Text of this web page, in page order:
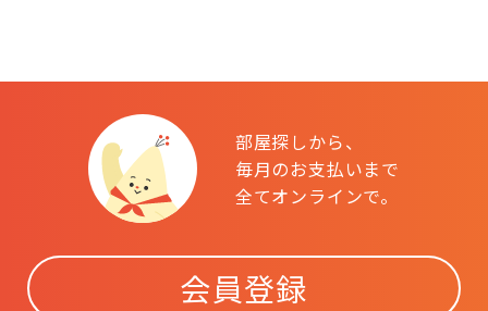
部屋探しから、
毎月のお支払いまで
全てオンラインで。
会員登録